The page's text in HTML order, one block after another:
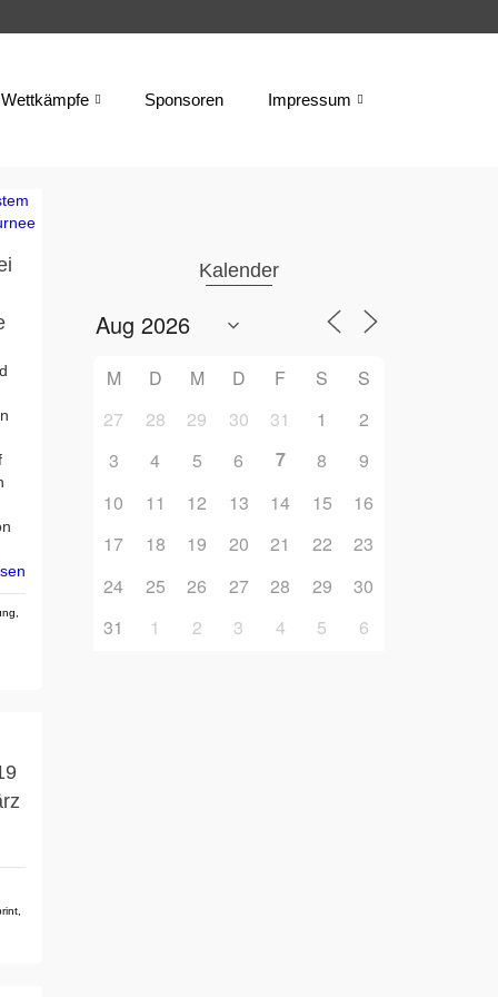
Wettkämpfe Sponsoren Impressum
Kalender
M D M D F S
S
27
28 29 30 31 1
2
3
4 5 6 7 8
9
10
11 12 13 14 15
16
17
18 19 20 21 22
23
24
25 26 27 28 29
30
31
1 2 3 4 5 6